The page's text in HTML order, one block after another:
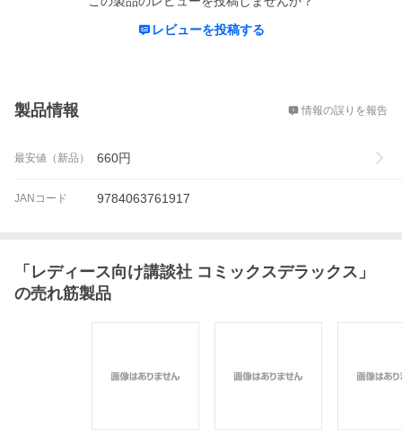
レビューを投稿する
製品情報 情報の誤りを報告
最安値（新品） 660円
JANコード 9784063761917
「 レディース向け講談社 コミックスデラックス 」
の売れ筋製品